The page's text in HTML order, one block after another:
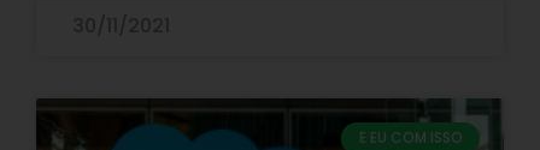
E EU COM ISSO